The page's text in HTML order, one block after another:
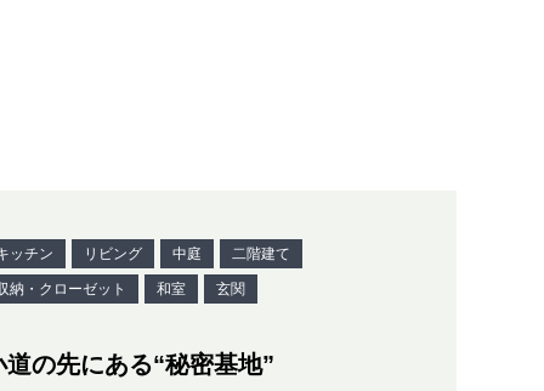
ッチン リビング 中庭 二階建て
納・クローゼット 和室 玄関
道の先にある“秘密基地”